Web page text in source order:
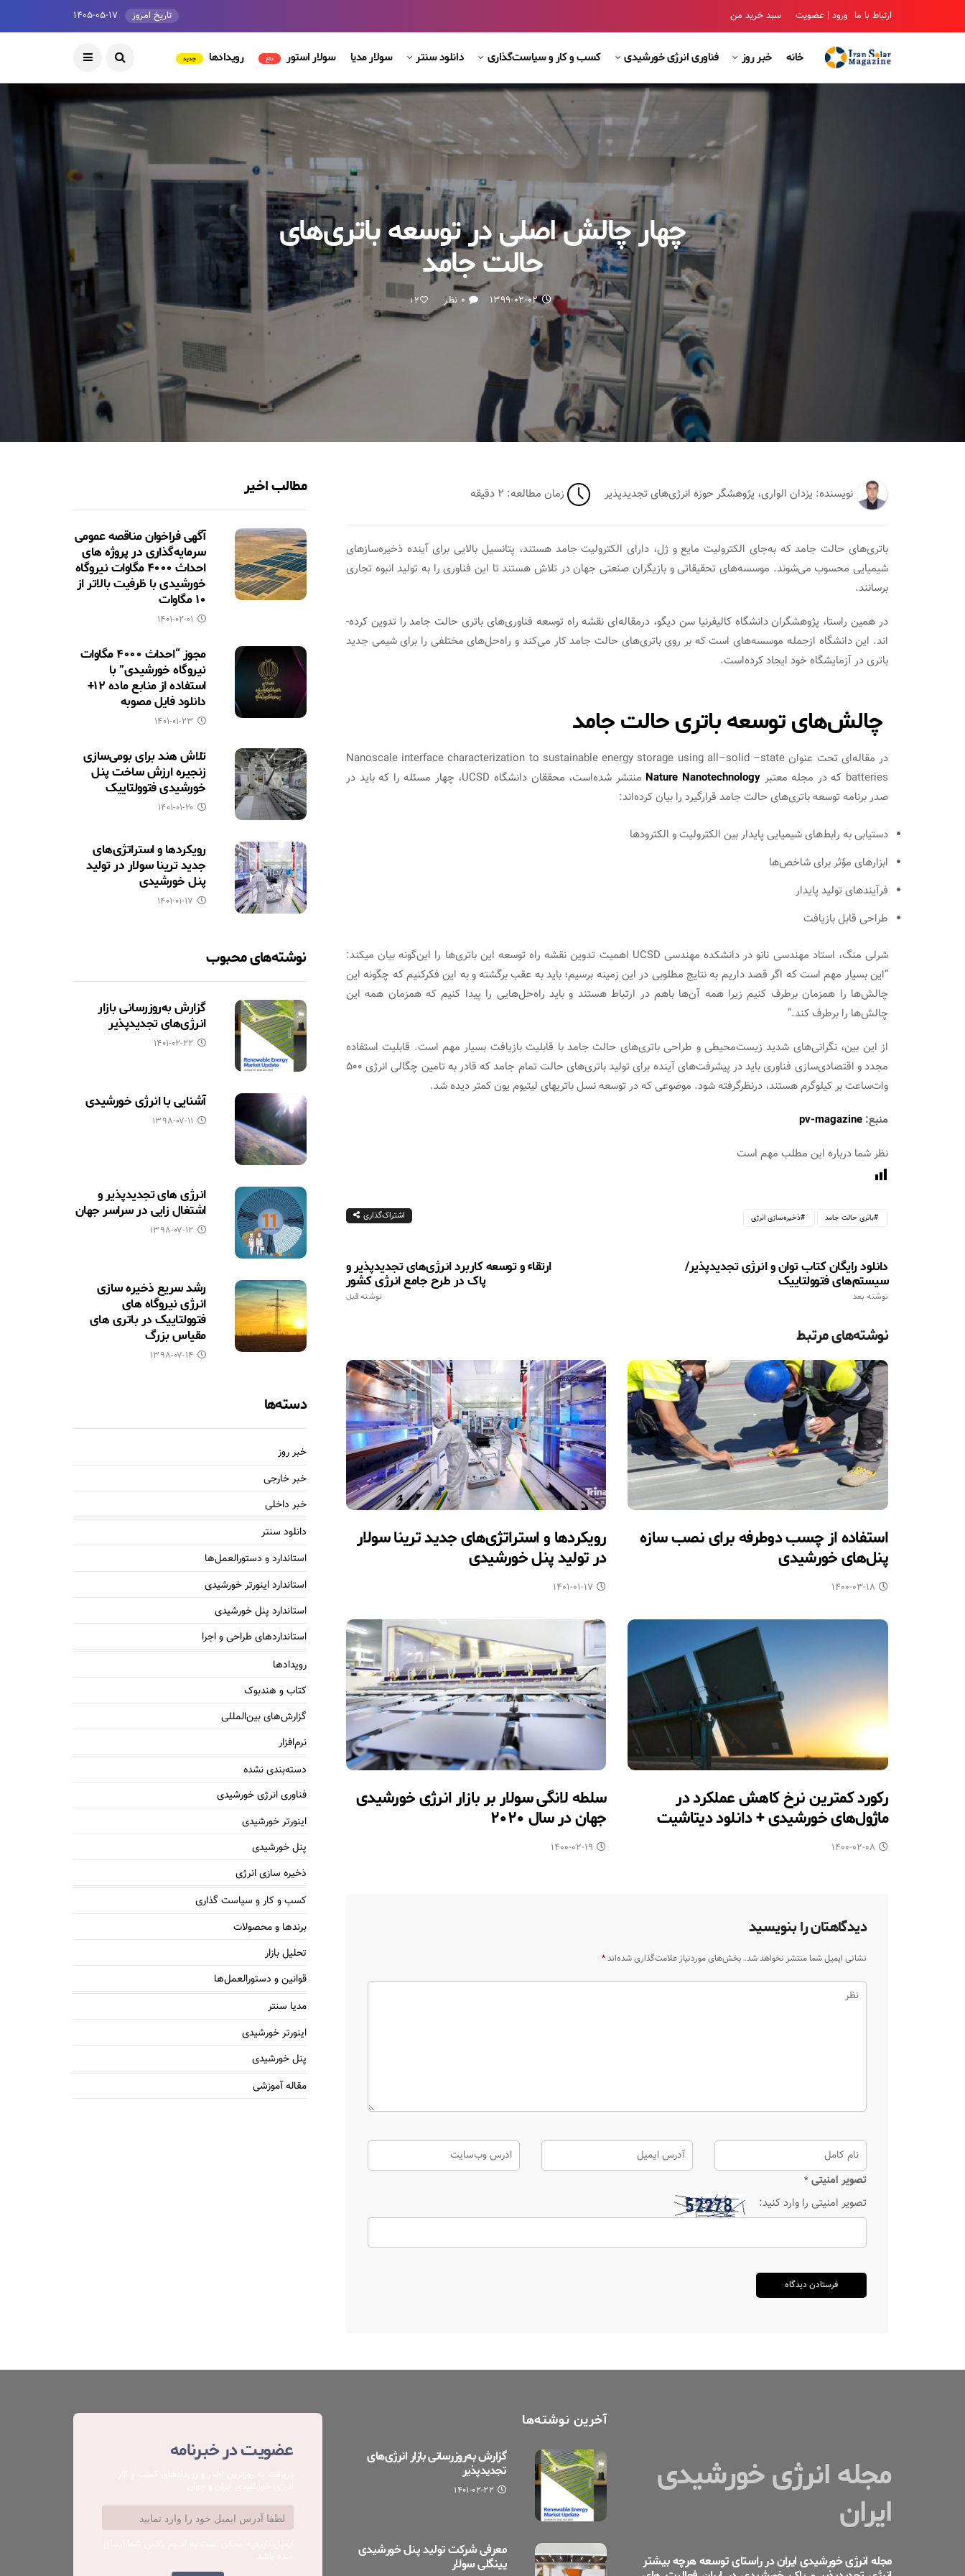
ارتباط با ما ورود | عضویت سبد خرید من تاریخ امروز ۱۴۰۵-۰۵-۱۷
خانه خبر روز فناوری انرژی خورشیدی کسب و کار و سیاست‌گذاری دانلود سنتر سولار مدیا سولار استور داغ رویدادها جدید
چهار چالش اصلی در توسعه باتری‌های
حالت جامد
۱۳۹۹-۰۲-۰۲ ۰ نظر 12
نویسنده: یزدان الواری، پژوهشگر حوزه انرژی‌های تجدیدپذیر زمان مطالعه: ۲ دقیقه
باتری‌های حالت جامد که به‌جای الکترولیت مایع و ژل،‌ دارای الکترولیت جامد هستند، پتانسیل بالایی برای آینده ذخیره‌سازهای
شیمیایی محسوب می‌شوند. موسسه‎‌های تحقیقاتی و بازیگران صنعتی جهان در تلاش هستند تا این فناوری را به تولید انبوه تجاری
برسانند.
در همین راستا، پژوهشگران دانشگاه کالیفرنیا سن دیگو، درمقاله­‌ای نقشه راه توسعه فناوری‌های باتری‌ حالت جامد را تدوین کرده‌­
اند. این دانشگاه ازجمله موسسه‌های است که بر روی باتری‌های حالت جامد کار می‌کند و راه‌حل‌های مختلفی را برای شیمی جدید
باتری در آزمایشگاه خود ایجاد کرده‌است.
چالش‌­های توسعه باتری حالت جامد
در مقاله‌ای تحت عنوان Nanoscale interface characterization to sustainable energy storage using all–solid –state
batteries که در مجله معتبر
Nature Nanotechnology
منتشر شده‌است، محققان دانشگاه UCSD، چهار مسئله را که باید در
صدر برنامه توسعه باتری‌های حالت جامد قرارگیرد را بیان کرده‌اند:
دستیابی به رابط‌های شیمیایی پایدار بین الکترولیت و الکترودها
ابزارهای مؤثر برای شاخص‌ها
فرآیندهای تولید پایدار
طراحی قابل بازیافت
شرلی منگ، استاد مهندسی نانو در دانشکده مهندسی UCSD اهمیت تدوین نقشه راه توسعه این باتری‌ها را این‌گونه بیان می­کند:
“این بسیار مهم است که اگر قصد داریم به نتایج مطلوبی در این زمینه برسیم؛ باید به عقب برگشته و به این فکرکنیم که چگونه این
چالش‌ها را همزمان برطرف کنیم زیرا همه آن‌ها باهم در ارتباط هستند و باید راه‌حل‌هایی را پیدا کنیم که همزمان همه این
چالش‌ها را برطرف کند.”
از این ­بین، نگرانی‌های شدید زیست‌محیطی و طراحی باتری‌های حالت جامد با قابلیت بازیافت بسیار مهم است. قابلیت استفاده
مجدد و اقتصادی‌سازی فناوری باید در پیشرفت‌های آینده برای تولید باتری‌های حالت تمام جامد که قادر به تامین چگالی انرژی ۵۰۰
وات‌ساعت بر کیلوگرم هستند، درنظرگرفته­ شود. موضوعی ­که در توسعه نسل باتری­های لیتیوم ­یون کمتر دیده ­شد.
منبع: pv-magazine
نظر شما درباره این مطلب مهم است
باتری حالت جامد ذخیره‌سازی انرژی اشتراک‌گذاری
ارتقاء و توسعه کاربرد انرژی‌های تجدیدپذیر و
پاک در طرح جامع انرژی کشور
نوشته قبل
دانلود رایگان کتاب توان و انرژی تجدیدپذیر/
سیستم‌های فتوولتاییک
نوشته بعد
نوشته‌های مرتبط
رویکردها و استراتژی‌های جدید ترینا سولار
در تولید پنل خورشیدی
۱۴۰۱-۰۱-۱۷
استفاده از چسب دوطرفه برای نصب سازه
پنل‌های خورشیدی
۱۴۰۰-۰۳-۱۸
سلطه لانگی سولار بر بازار انرژی خورشیدی
جهان در سال ۲۰۲۰
۱۴۰۰-۰۲-۱۹
رکورد کمترین نرخ کاهش عملکرد در
ماژول‎‌های خورشیدی + دانلود دیتاشیت
۱۴۰۰-۰۲-۰۸
دیدگاهتان را بنویسید
نشانی ایمیل شما منتشر نخواهد شد. بخش‌های موردنیاز علامت‌گذاری شده‌اند*
تصویر امنیتی *
تصویر امنیتی را وارد کنید:
مطالب اخیر
آگهی فراخوان مناقصه عمومی
سرمایه‌گذاری در پروژه های
احداث ۴۰۰۰ مگاوات نیروگاه
خورشیدی با ظرفیت بالاتر از
۱۰ مگاوات
۱۴۰۱-۰۲-۰۱
مجوز “احداث ۴۰۰۰ مگاوات
نیروگاه خورشیدی” با
استفاده از منابع ماده ۱۲+
دانلود فایل مصوبه
۱۴۰۱-۰۱-۲۳
تلاش هند برای بومی‌سازی
زنجیره ارزش ساخت پنل
خورشیدی فتوولتاییک
۱۴۰۱-۰۱-۲۰
رویکردها و استراتژی‌های
جدید ترینا سولار در تولید
پنل خورشیدی
۱۴۰۱-۰۱-۱۷
نوشته‌های محبوب
گزارش به‌روزرسانی بازار
انرژی‌های تجدیدپذیر
۱۴۰۱-۰۲-۲۲
آشنایی با انرژی خورشیدی
۱۳۹۸-۰۷-۱۱
انرژی های تجدیدپذیر و
اشتغال زایی در سراسر جهان
۱۳۹۸-۰۷-۱۲
رشد سریع ذخیره سازی
انرژی نیروگاه های
فتوولتاییک در باتری های
مقیاس بزرگ
۱۳۹۸-۰۷-۱۴
دسته‌ها
خبر روز
خبر خارجی
خبر داخلی
دانلود سنتر
استاندارد و دستورالعمل‌ها
استاندارد اینورتر خورشیدی
استاندارد پنل خورشیدی
استانداردهای طراحی و اجرا
رویدادها
کتاب و هندبوک
گزارش‌های بین‌المللی
نرم‌افزار
دسته‌بندی نشده
فناوری انرژی خورشیدی
اینورتر خورشیدی
پنل خورشیدی
ذخیره سازی انرژی
کسب و کار و سیاست گذاری
برندها و محصولات
تحلیل بازار
قوانین و دستورالعمل‌ها
مدیا سنتر
اینورتر خورشیدی
پنل خورشیدی
مقاله آموزشی
مجله انرژی خورشیدی
ایران
مجله انرژی خورشیدی ایران در راستای توسعه هرچه بیشتر
آخرین نوشته‌ها
گزارش به‌روزرسانی بازار انرژی‌های
تجدیدپذیر
۱۴۰۱-۰۲-۲۲
معرفی شرکت تولید پنل خورشیدی
یینگلی سولار
عضویت در خبرنامه